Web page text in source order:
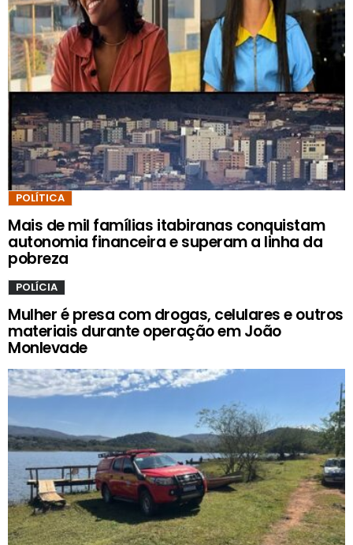
POLÍTICA
Mais de mil famílias itabiranas conquistam
autonomia financeira e superam a linha da
pobreza
POLÍCIA
Mulher é presa com drogas, celulares e outros
materiais durante operação em João
Monlevade